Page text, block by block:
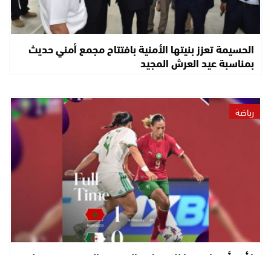
الحسيمة تعزز بنيتها الأمنية بافتتاح مجمع أمني حديث
بمناسبة عيد العرش المجيد
رياضة